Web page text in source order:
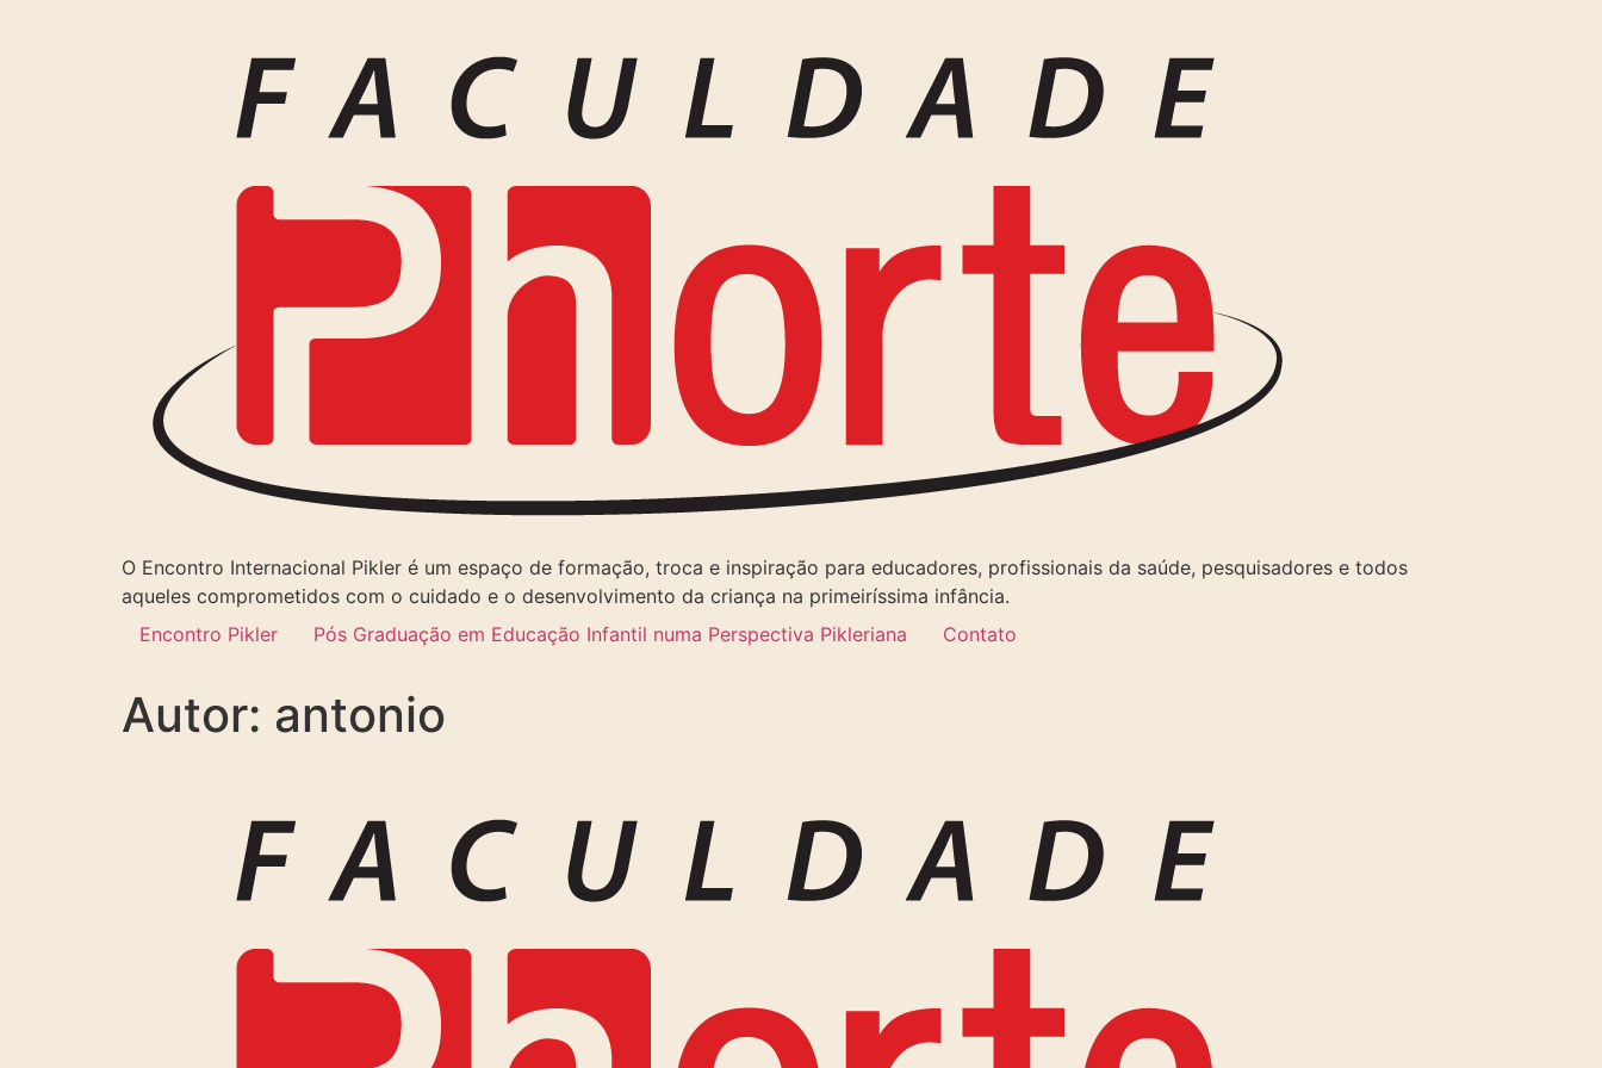
O Encontro Internacional Pikler é um espaço de formação, troca e inspiração para educadores, profissionais da saúde, pesquisadores e todos
aqueles comprometidos com o cuidado e o desenvolvimento da criança na primeiríssima infância.
Encontro Pikler
Pós Graduação em Educação Infantil numa Perspectiva Pikleriana Contato
Autor: antonio